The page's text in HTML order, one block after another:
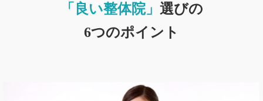
「良い整体院」 選びの
6つのポイント